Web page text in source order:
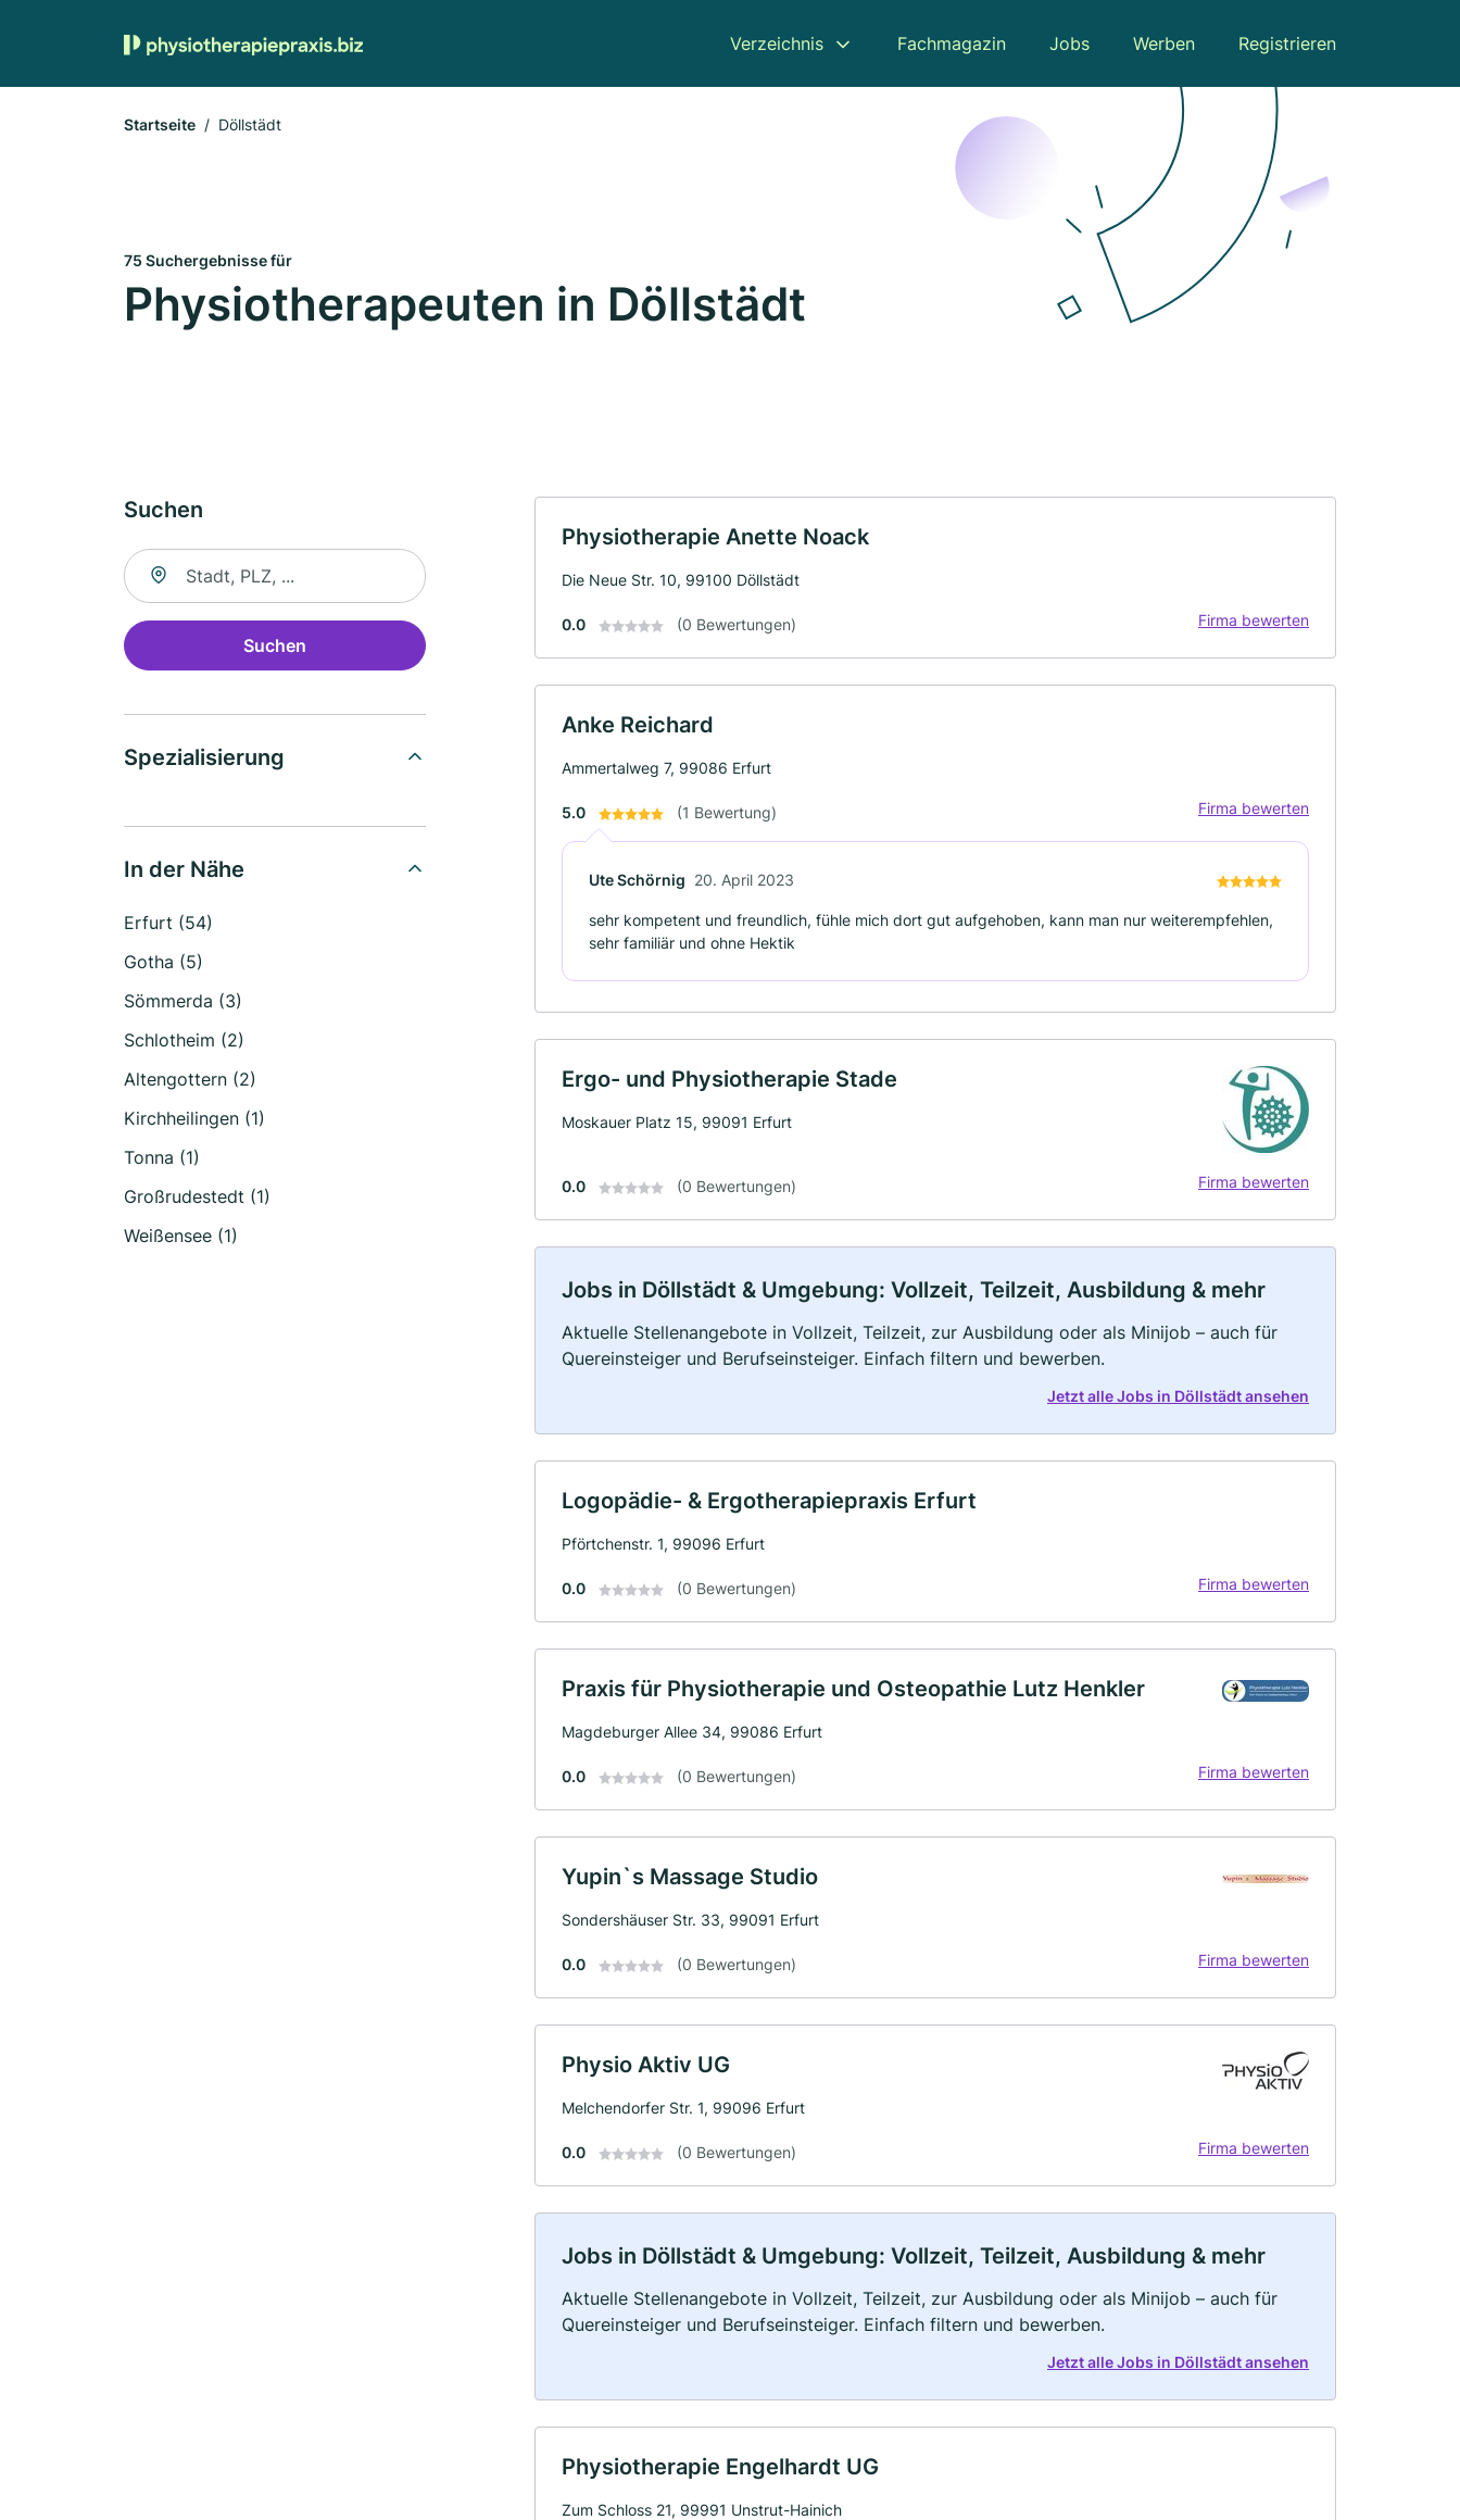
Verzeichnis Fachmagazin Jobs Werben Registrieren
Startseite Döllstädt
75 Suchergebnisse für
Physiotherapeuten in Döllstädt
Suchen
Suche nach Ort
Suchen
Spezialisierung
In der Nähe
Erfurt (54)
Gotha (5)
Sömmerda (3)
Schlotheim (2)
Altengottern (2)
Kirchheilingen (1)
Tonna (1)
Großrudestedt (1)
Weißensee (1)
Physiotherapie Anette Noack
Die Neue Str. 10, 99100 Döllstädt
0.0 (0 Bewertungen) Firma bewerten
Anke Reichard
Ammertalweg 7, 99086 Erfurt
5.0 (1 Bewertung) Firma bewerten
Ute Schörnig 20. April 2023
sehr kompetent und freundlich, fühle mich dort gut aufgehoben, kann man nur weiterempfehlen,
sehr familiär und ohne Hektik
Ergo- und Physiotherapie Stade
Moskauer Platz 15, 99091 Erfurt
0.0 (0 Bewertungen) Firma bewerten
Jobs in Döllstädt & Umgebung: Vollzeit, Teilzeit, Ausbildung & mehr
Aktuelle Stellenangebote in Vollzeit, Teilzeit, zur Ausbildung oder als Minijob – auch für
Quereinsteiger und Berufseinsteiger. Einfach filtern und bewerben.
Jetzt alle Jobs in Döllstädt ansehen
Logopädie- & Ergotherapiepraxis Erfurt
Pförtchenstr. 1, 99096 Erfurt
0.0 (0 Bewertungen) Firma bewerten
Praxis für Physiotherapie und Osteopathie Lutz Henkler
Magdeburger Allee 34, 99086 Erfurt
0.0 (0 Bewertungen) Firma bewerten
Yupin`s Massage Studio
Sondershäuser Str. 33, 99091 Erfurt
0.0 (0 Bewertungen) Firma bewerten
Physio Aktiv UG
Melchendorfer Str. 1, 99096 Erfurt
0.0 (0 Bewertungen) Firma bewerten
Jobs in Döllstädt & Umgebung: Vollzeit, Teilzeit, Ausbildung & mehr
Aktuelle Stellenangebote in Vollzeit, Teilzeit, zur Ausbildung oder als Minijob – auch für
Quereinsteiger und Berufseinsteiger. Einfach filtern und bewerben.
Jetzt alle Jobs in Döllstädt ansehen
Physiotherapie Engelhardt UG
Zum Schloss 21, 99991 Unstrut-Hainich